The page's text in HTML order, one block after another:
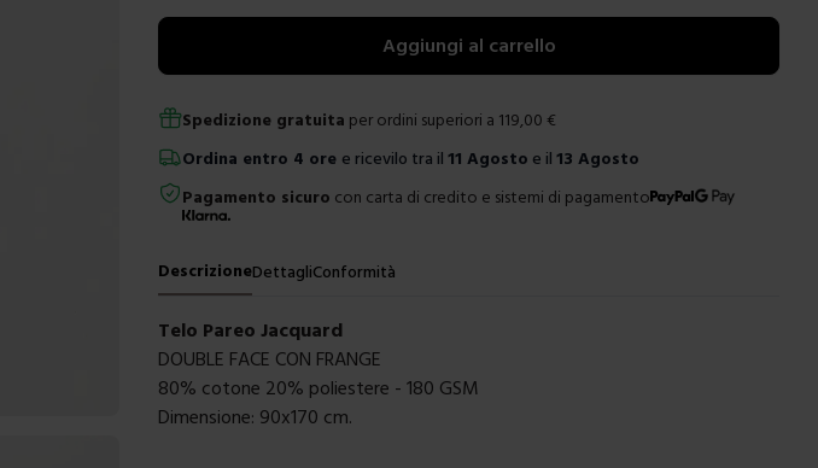
Aggiungi al carrello
Spedizione gratuita per ordini superiori a 119,00 €
Ordina entro 4 ore e ricevilo tra il11 Agosto e il 13 Agosto
Pagamento sicuro con carta di credito e sistemi di pagamento
DescrizioneDettagliConformità
Telo Pareo Jacquard
DOUBLE FACE CON FRANGE
80% cotone 20% poliestere - 180 GSM
Dimensione: 90x170 cm.